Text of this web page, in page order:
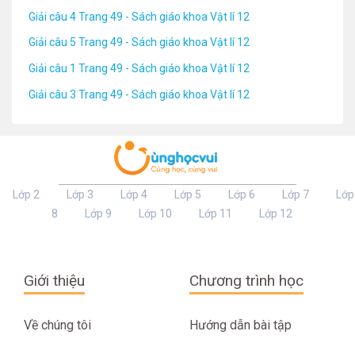
Giải câu 4 Trang 49 - Sách giáo khoa Vật lí 12
Giải câu 5 Trang 49 - Sách giáo khoa Vật lí 12
Giải câu 1 Trang 49 - Sách giáo khoa Vật lí 12
Giải câu 3 Trang 49 - Sách giáo khoa Vật lí 12
Lớp 2 Lớp 3 Lớp 4 Lớp 5 Lớp 6 Lớp 7
Lớp
8
Lớp 9 Lớp 10 Lớp 11 Lớp 12
Giới thiệu
Về chúng tôi
Chương trình học
Hướng dẫn bài tập